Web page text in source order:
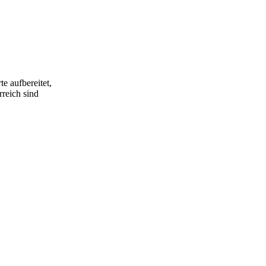
aufbereitet,
sind